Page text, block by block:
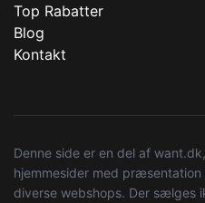
Top Rabatter
Blog
Kontakt
Denne side er en del af
hjemmesider med
diverse webshops. Der sælges